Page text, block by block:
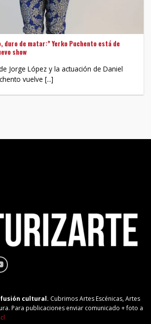
duro de matar:” Yerko Puchento está de
show
Jorge López y la actuación de Daniel
vuelve [...]
cultural. Cubrimos Artes Escénicas, Artes
Para publicaciones enviar comunicado + foto a